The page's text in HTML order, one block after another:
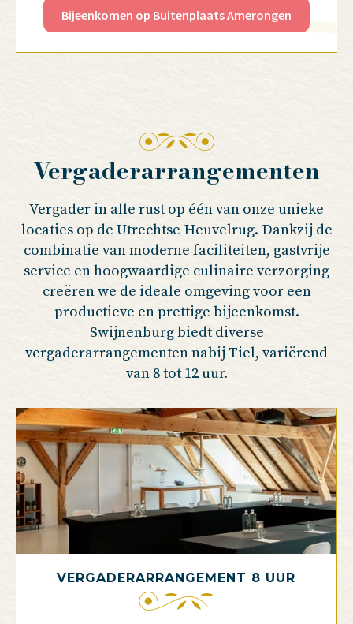
Bijeenkomen op Buitenplaats Amerongen
Vergaderarrangementen
Vergader in alle rust op één van onze unieke
locaties op de Utrechtse Heuvelrug. Dankzij de
combinatie van moderne faciliteiten, gastvrije
service en hoogwaardige culinaire verzorging
creëren we de ideale omgeving voor een
productieve en prettige bijeenkomst.
Swijnenburg biedt diverse
vergaderarrangementen nabij Tiel, variërend
van 8 tot 12 uur.
VERGADERARRANGEMENT 8 UUR